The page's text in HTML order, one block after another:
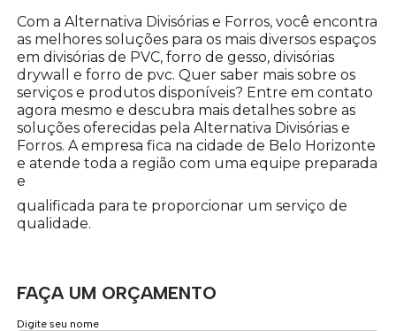
Com a Alternativa Divisórias e Forros, você encontra
as melhores soluções para os mais diversos espaços
em divisórias de PVC, forro de gesso, divisórias
drywall e forro de pvc. Quer saber mais sobre os
serviços e produtos disponíveis? Entre em contato
agora mesmo e descubra mais detalhes sobre as
soluções oferecidas pela Alternativa Divisórias e
Forros. A empresa fica na cidade de Belo Horizonte
e atende toda a região com uma equipe preparada
e
qualificada para te proporcionar um serviço de
qualidade.
FAÇA UM ORÇAMENTO
Digite seu nome